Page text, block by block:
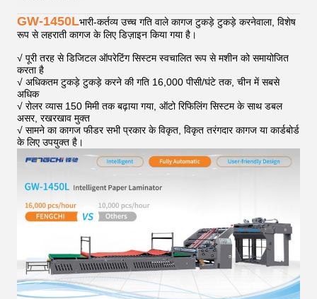
GW-1450Lभारी-कर्तव्य उच्च गति वाले कागज टुकड़े टुकड़े करनेवाला, विशेष
रूप से लहराती कागज के लिए डिज़ाइन किया गया है।
√ पूरी तरह से डिजिटल ऑपरेटिंग सिस्टम स्वचालित रूप से मशीन को समायोजित
करता है
√ अधिकतम टुकड़े टुकड़े करने की गति 16,000 पीसी/घंटे तक, चीन में सबसे
अधिक
√ रोलर व्यास 150 मिमी तक बढ़ाया गया, ऑटो रिफिलिंग सिस्टम के साथ डबल
असर, रखरखाव मुक्त
√ सामने का कागज फीडर सभी प्रकार के विकृत, विकृत तरंगदार कागज या कार्डबोर्ड
के लिए उपयुक्त है।